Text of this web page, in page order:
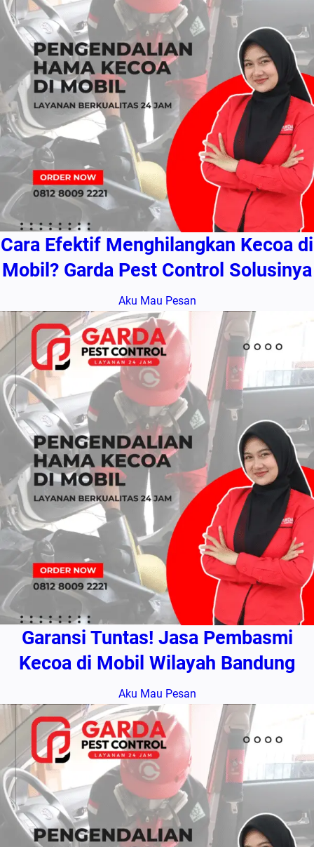
Cara Efektif Menghilangkan Kecoa di
Mobil? Garda Pest Control Solusinya
Aku Mau Pesan
Garansi Tuntas! Jasa Pembasmi
Kecoa di Mobil Wilayah Bandung
Aku Mau Pesan